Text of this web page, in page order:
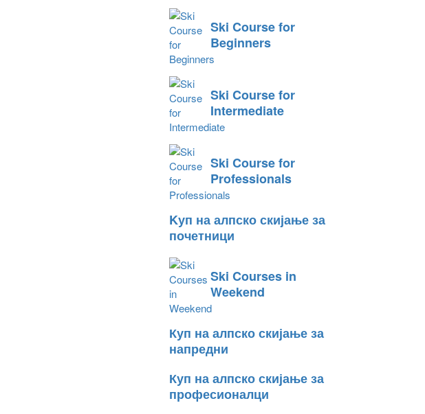
Ski Course for
Beginners
Ski Course for
Intermediate
Ski Course for
Professionals
Kуп на алпско скијање за
почетници
Ski Courses in
Weekend
Куп на алпско скијање за
напредни
Куп на алпско скијање за
професионалци